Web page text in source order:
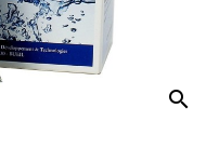
search